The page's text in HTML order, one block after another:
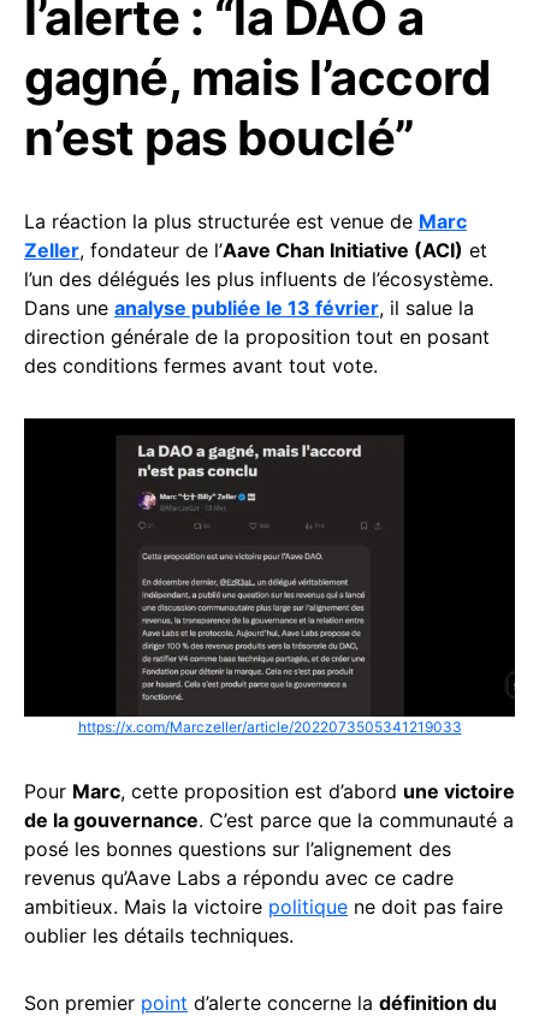
l’alerte : “la DAO a
gagné, mais l’accord
n’est pas bouclé”
La réaction la plus structurée est venue de Marc
Zeller, fondateur de l’Aave Chan Initiative (ACI) et
l’un des délégués les plus influents de l’écosystème.
Dans une analyse publiée le 13 février, il salue la
direction générale de la proposition tout en posant
des conditions fermes avant tout vote.
https://x.com/Marczeller/article/2022073505341219033
Pour Marc, cette proposition est d’abord une victoire
de la gouvernance. C’est parce que la communauté a
posé les bonnes questions sur l’alignement des
revenus qu’Aave Labs a répondu avec ce cadre
ambitieux. Mais la victoire politique ne doit pas faire
oublier les détails techniques.
Son premier point d’alerte concerne la définition du